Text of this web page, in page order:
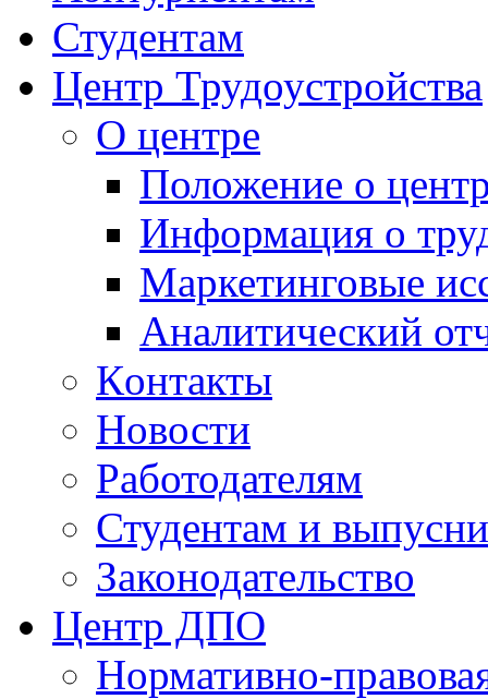
Студентам
Центр Трудоустройства
О центре
Положение о
Информация о
Маркетинговые
Аналитический
Кoнтакты
Новости
Работодателям
Студентам и
Законодательство
Центр ДПО
Нормативно-